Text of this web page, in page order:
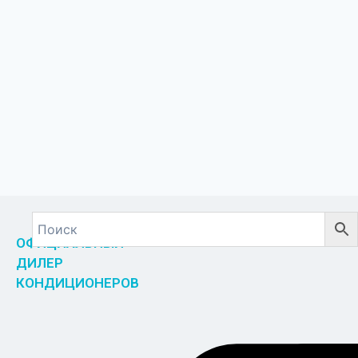
ОФИЦИАЛЬНЫЙ
ДИЛЕР
КОНДИЦИОНЕРОВ